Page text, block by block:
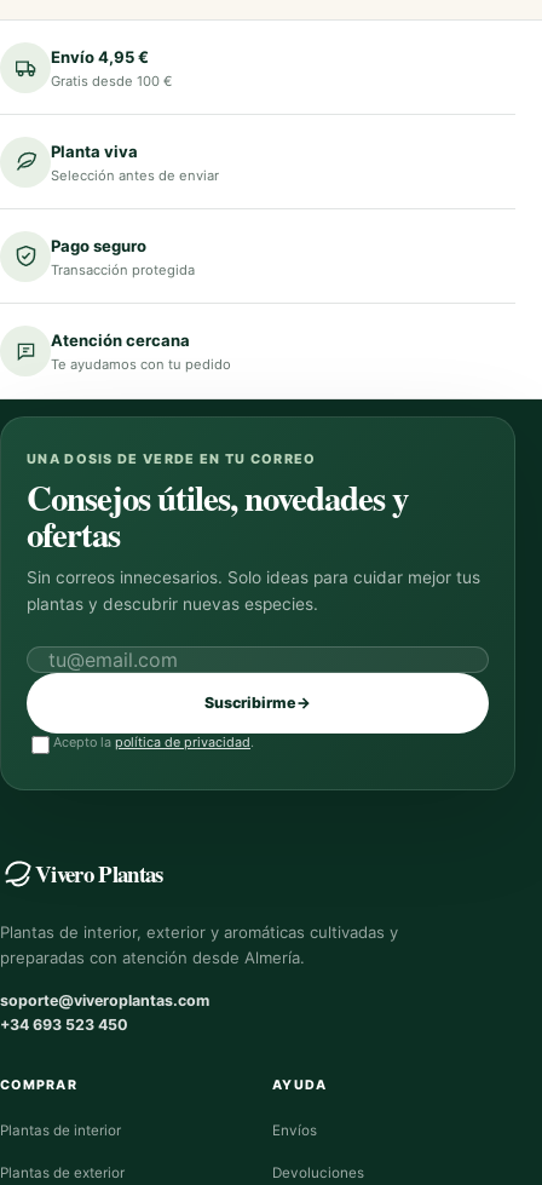
Envío 4,95 €
Gratis desde 100 €
Planta viva
Selección antes de enviar
Pago seguro
Transacción protegida
Atención cercana
Te ayudamos con tu pedido
UNA DOSIS DE VERDE EN TU CORREO
Consejos útiles, novedades y
ofertas
Sin correos innecesarios. Solo ideas para cuidar mejor tus
plantas y descubrir nuevas especies.
Correo electrónico
Suscribirme→
Acepto la política de privacidad.
Vivero Plantas
Plantas de interior, exterior y aromáticas cultivadas y
preparadas con atención desde Almería.
soporte@viveroplantas.com
+34 693 523 450
COMPRAR
Plantas de interior
Plantas de exterior
AYUDA
Envíos
Devoluciones